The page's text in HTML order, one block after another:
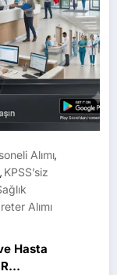
Alımı,
, KPSS’siz
Alımı
Hasta